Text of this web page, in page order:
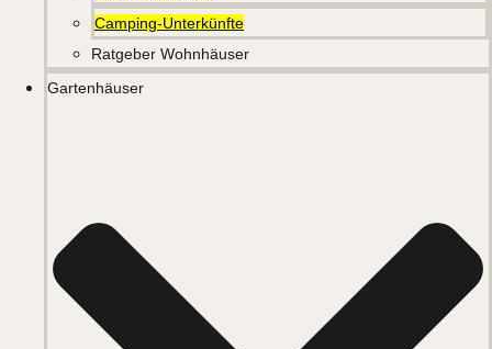
Camping-Unterkünfte
Ratgeber Wohnhäuser
Gartenhäuser